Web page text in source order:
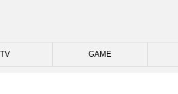
TV GAME